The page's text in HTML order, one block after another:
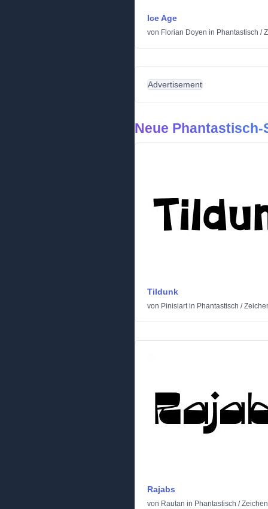
Ice Age
von Florian Doyen in Phantastisch /
Advertisement
Neue
Tildunk
von Pinisiartin Phantastisch /
Rajabs
von Rautan in Phantastisch /